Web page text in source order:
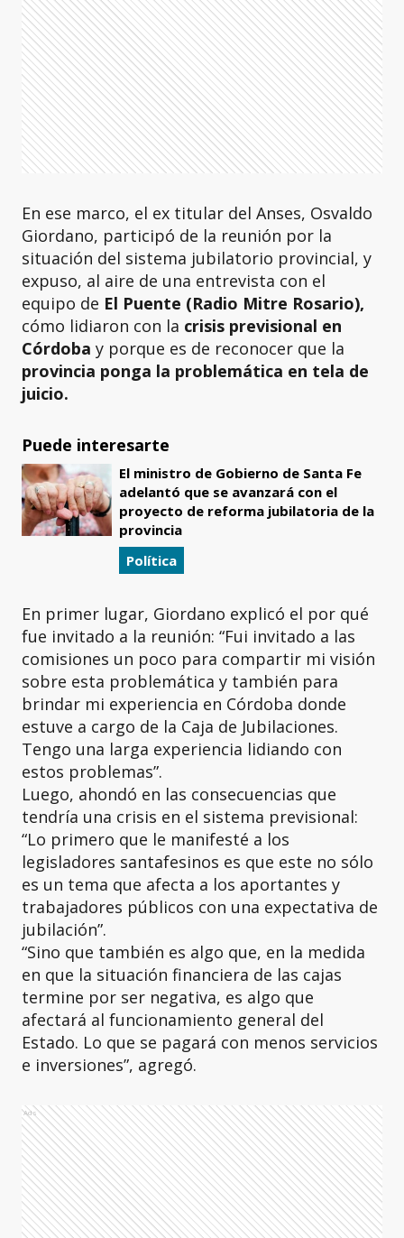
En ese marco, el ex titular del Anses, Osvaldo
Giordano, participó de la reunión por la
situación del sistema jubilatorio provincial, y
expuso, al aire de una entrevista con el
equipo de El Puente (Radio Mitre Rosario),
cómo lidiaron con la crisis previsional en
Córdoba y porque es de reconocer que la
provincia ponga la problemática en tela de
juicio.
Puede interesarte
El ministro de Gobierno de Santa Fe
adelantó que se avanzará con el
proyecto de reforma jubilatoria de la
provincia
Política
En primer lugar, Giordano explicó el por qué
fue invitado a la reunión: “Fui invitado a las
comisiones un poco para compartir mi visión
sobre esta problemática y también para
brindar mi experiencia en Córdoba donde
estuve a cargo de la Caja de Jubilaciones.
Tengo una larga experiencia lidiando con
estos problemas”.
Luego, ahondó en las consecuencias que
tendría una crisis en el sistema previsional:
“Lo primero que le manifesté a los
legisladores santafesinos es que este no sólo
es un tema que afecta a los aportantes y
trabajadores públicos con una expectativa de
jubilación”.
“Sino que también es algo que, en la medida
en que la situación financiera de las cajas
termine por ser negativa, es algo que
afectará al funcionamiento general del
Estado. Lo que se pagará con menos servicios
e inversiones”, agregó.
Ads